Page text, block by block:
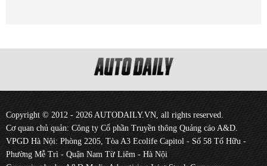
Copyright © 2012 - 2026 AUTODAILY.VN, all rights reserved.
Cơ quan chủ quản: Công ty Cổ phần Truyền thông Quảng cáo A&D.
VPGD Hà Nội: Phòng 2205, Tòa A3 Ecolife Capitol - Số 58 Tố Hữu -
Phường Mễ Trì - Quận Nam Từ Liêm - Hà Nội